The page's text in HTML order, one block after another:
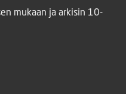
mukaan ja arkisin 10-